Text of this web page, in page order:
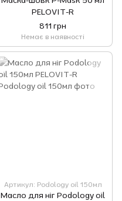
PELOVIT-R
811 грн
Немає в наявності
Артикул: Podology oil 150мл
Масло для ніг Podology oil